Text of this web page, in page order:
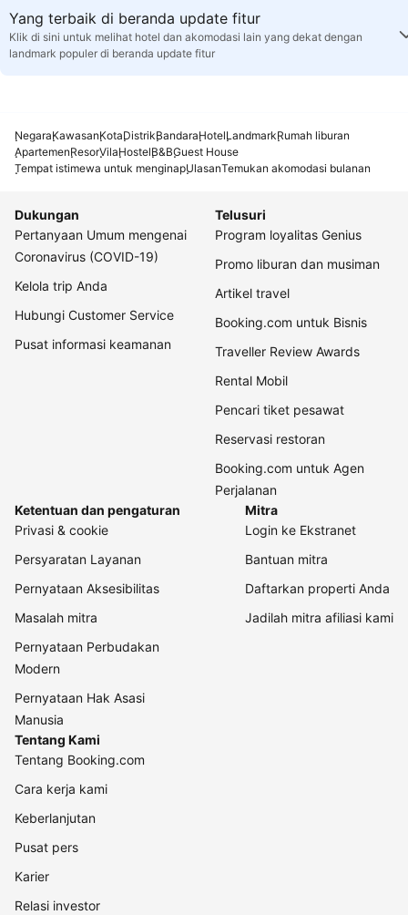
Yang terbaik di beranda update fitur
Klik di sini untuk melihat hotel dan akomodasi lain yang dekat dengan
landmark populer di beranda update fitur
NegaraKawasanKotaDistrikBandaraHotelLandmarkRumah liburan
ApartemenResorVilaHostelB&BGuest House
Tempat istimewa untuk menginapUlasanTemukan akomodasi bulanan
Dukungan
Pertanyaan Umum mengenai
Coronavirus (COVID-19)
Kelola trip Anda
Hubungi Customer Service
Pusat informasi keamanan
Telusuri
Program loyalitas Genius
Promo liburan dan musiman
Artikel travel
Booking.com untuk Bisnis
Traveller Review Awards
Rental Mobil
Pencari tiket pesawat
Reservasi restoran
Booking.com untuk Agen
Perjalanan
Ketentuan dan pengaturan
Privasi & cookie
Persyaratan Layanan
Pernyataan Aksesibilitas
Masalah mitra
Pernyataan Perbudakan
Modern
Pernyataan Hak Asasi
Manusia
Mitra
Login ke Ekstranet
Bantuan mitra
Daftarkan properti Anda
Jadilah mitra afiliasi kami
Tentang Kami
Tentang Booking.com
Cara kerja kami
Keberlanjutan
Pusat pers
Karier
Relasi investor